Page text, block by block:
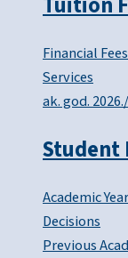
Financial
Services
ak. god.
Student
Academic
Decisions
Previous